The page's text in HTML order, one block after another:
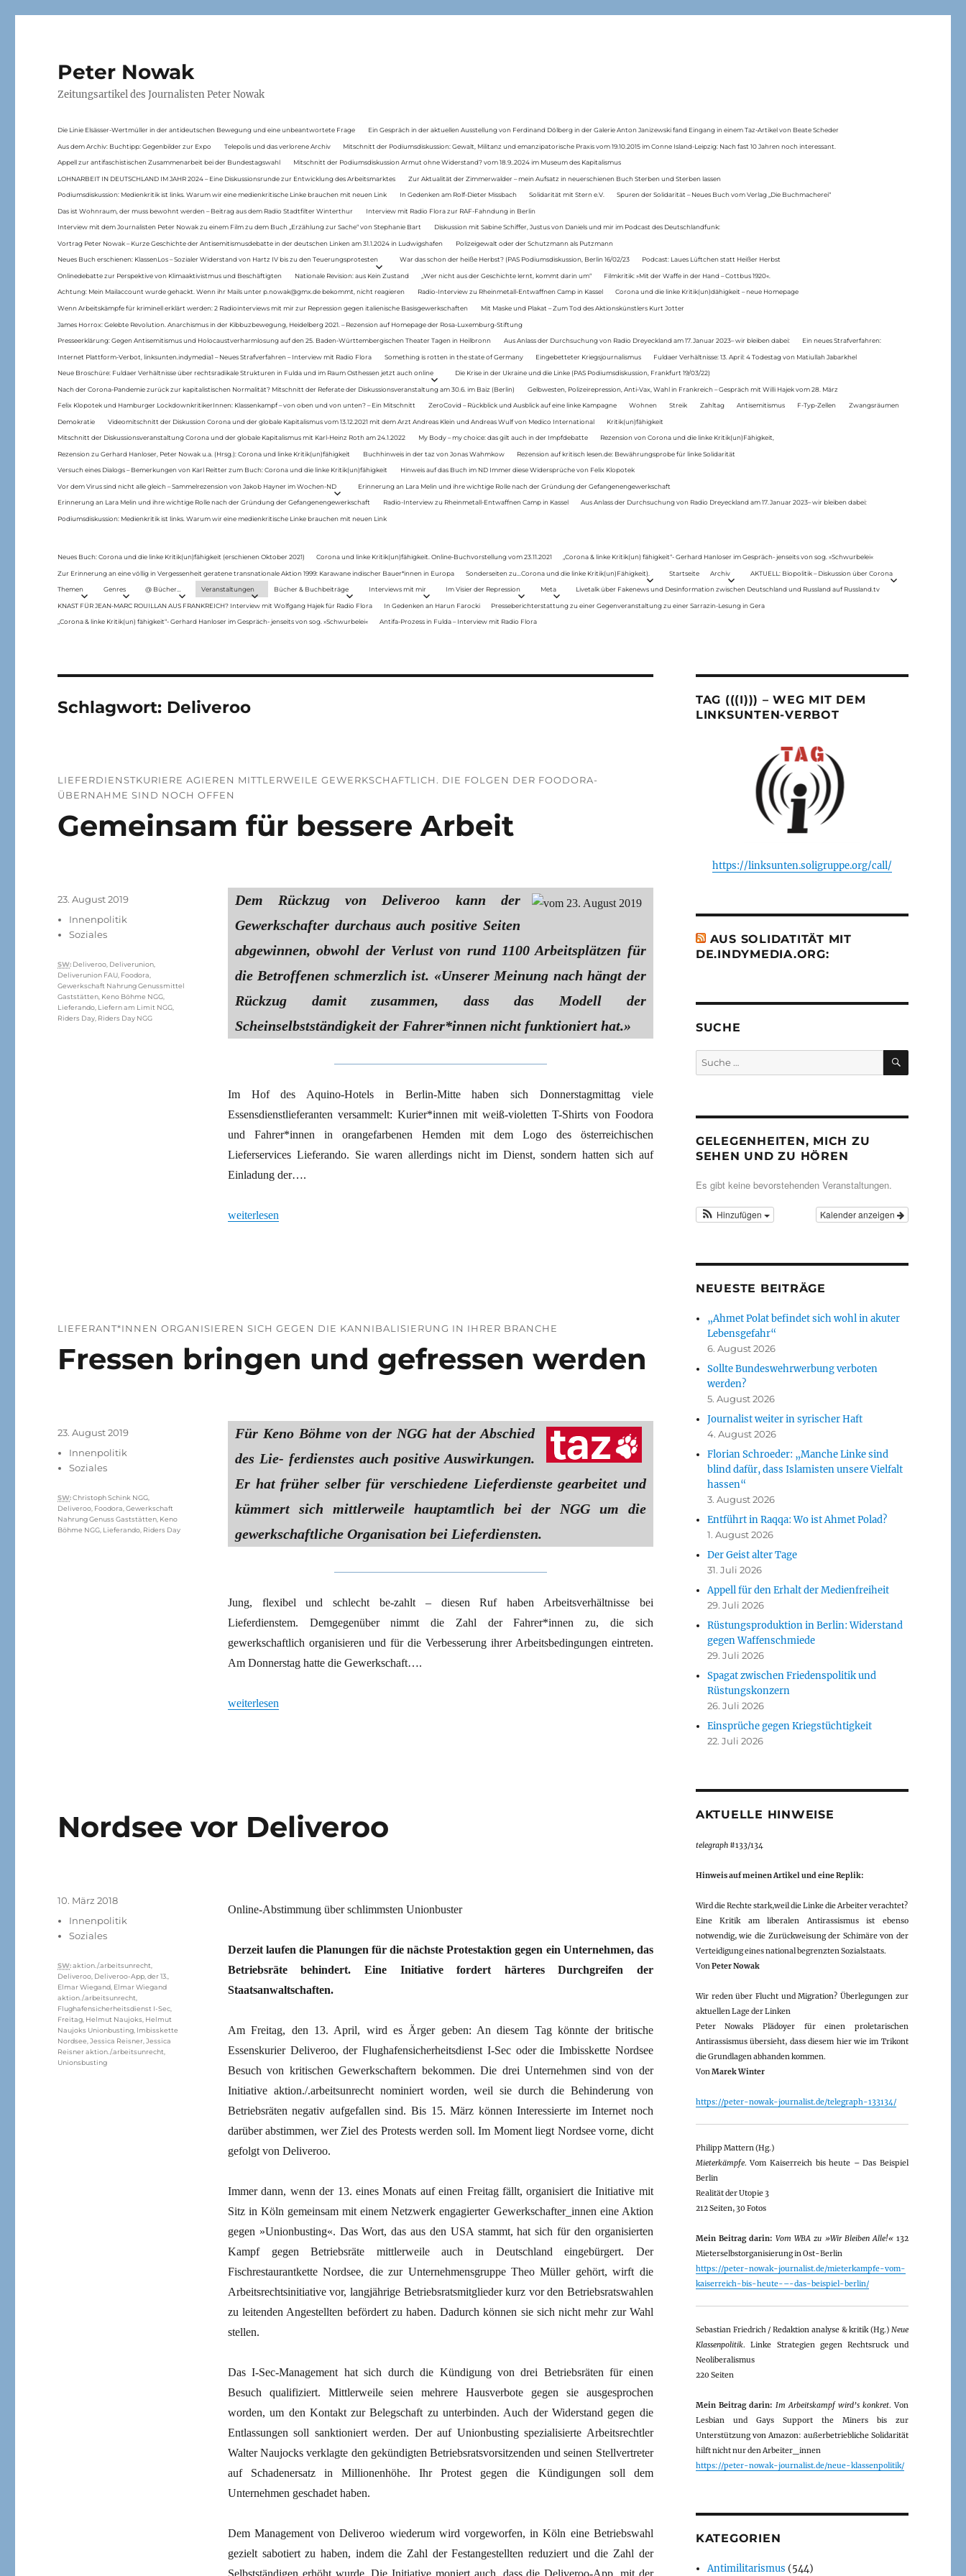
Peter Nowak
Zeitungsartikel des Journalisten Peter Nowak
Die Linie Elsässer-Wertmüller in der antideutschen Bewegung und eine unbeantwortete Frage Ein Gespräch in der aktuellen Ausstellung von Ferdinand Dölberg in der Galerie Anton Janizewski fand Eingang in einem Taz-Artikel von Beate Scheder
Aus dem Archiv: Buchtipp: Gegenbilder zur Expo Telepolis und das verlorene Archiv Mitschnitt der Podiumsdiskussion: Gewalt, Militanz und emanzipatorische Praxis vom 19.10.2015 im Conne Island-Leipzig: Nach fast 10 Jahren noch interessant.
Appell zur antifaschistischen Zusammenarbeit bei der Bundestagswahl Mitschnitt der Podiumsdiskussion Armut ohne Widerstand? vom 18.9..2024 im Museum des Kapitalismus
LOHNARBEIT IN DEUTSCHLAND IM JAHR 2024 – Eine Diskussionsrunde zur Entwicklung des Arbeitsmarktes Zur Aktualität der Zimmerwalder – mein Aufsatz in neuerschienen Buch Sterben und Sterben lassen
Podiumsdiskussion: Medienkritik ist links. Warum wir eine medienkritische Linke brauchen mit neuen Link In Gedenken am Rolf-Dieter Missbach Solidarität mit Stern e.V. Spuren der Solidarität – Neues Buch vom Verlag „Die Buchmacherei“
Das ist Wohnraum, der muss bewohnt werden – Beitrag aus dem Radio Stadtfilter Winterthur Interview mit Radio Flora zur RAF-Fahndung in Berlin
Interview mit dem Journalisten Peter Nowak zu einem Film zu dem Buch „Erzählung zur Sache“ von Stephanie Bart Diskussion mit Sabine Schiffer, Justus von Daniels und mir im Podcast des Deutschlandfunk:
Vortrag Peter Nowak – Kurze Geschichte der Antisemitismusdebatte in der deutschen Linken am 31.1.2024 in Ludwigshafen Polizeigewalt oder der Schutzmann als Putzmann
Neues Buch erschienen: KlassenLos – Sozialer Widerstand von Hartz IV bis zu den Teuerungsprotesten War das schon der heiße Herbst? (PAS Podiumsdiskussion, Berlin 16/02/23 Podcast: Laues Lüftchen statt Heißer Herbst
Onlinedebatte zur Perspektive von Klimaaktivistmus und Beschäftigten Nationale Revision: aus Kein Zustand „Wer nicht aus der Geschichte lernt, kommt darin um“ Filmkritik: »Mit der Waffe in der Hand – Cottbus 1920«.
Achtung: Mein Mailaccount wurde gehackt. Wenn ihr Mails unter p.nowak@gmx.de bekommt, nicht reagieren Radio-Interview zu Rheinmetall-Entwaffnen Camp in Kassel Corona und die linke Kritik(un)dähigkeit – neue Homepage
Wenn Arbeitskämpfe für kriminell erklärt werden: 2 Radiointerviews mit mir zur Repression gegen italienische Basisgewerkschaften Mit Maske und Plakat – Zum Tod des Aktionskünstlers Kurt Jotter
James Horrox: Gelebte Revolution. Anarchismus in der Kibbuzbewegung, Heidelberg 2021. – Rezension auf Homepage der Rosa-Luxemburg-Stiftung
Presseerklärung: Gegen Antisemitismus und Holocaustverharmlosung auf den 25. Baden-Württembergischen Theater Tagen in Heilbronn Aus Anlass der Durchsuchung von Radio Dreyeckland am 17.Januar 2023– wir bleiben dabei: Ein neues Strafverfahren:
Internet Plattform-Verbot, linksunten.indymedia1 – Neues Strafverfahren – Interview mit Radio Flora Something is rotten in the state of Germany Eingebetteter Kriegsjournalismus Fuldaer Verhältnisse: 13. April: 4 Todestag von Matiul­lah Jabarkhel
Neue Broschüre: Fuldaer Verhältnisse über rechtsradikale Strukturen in Fulda und im Raum Osthessen jetzt auch online Die Krise in der Ukraine und die Linke (PAS Podiumsdiskussion, Frankfurt 19/03/22)
Nach der Corona-Pandemie zurück zur kapitalistischen Normalität? Mitschnitt der Referate der Diskussionsveranstaltung am 30.6. im Baiz (Berlin) Gelbwesten, Polizeirepression, Anti-Vax, Wahl in Frankreich – Gespräch mit Willi Hajek vom 28. März
Felix Klopotek und Hamburger LockdownkritikerInnen: Klassenkampf – von oben und von unten? – Ein Mitschnitt ZeroCovid – Rückblick und Ausblick auf eine linke Kampagne Wohnen Streik Zahltag Antisemitismus F-Typ-Zellen Zwangsräumen
Demokratie Videomitschnitt der Diskussion Corona und der globale Kapitalismus vom 13.12.2021 mit dem Arzt Andreas Klein und Andreas Wulf von Medico International Kritik(un)fähigkeit
Mitschnitt der Diskussionsveranstaltung Corona und der globale Kapitalismus mit Karl-Heinz Roth am 24.1.2022 My Body – my choice: das gilt auch in der Impfdebatte Rezension von Corona und die linke Kritik(un)Fähigkeit,
Rezension zu Gerhard Hanloser, Peter Nowak u.a. (Hrsg.): Corona und linke Kritik(un)fähigkeit Buchhinweis in der taz von Jonas Wahmkow Rezension auf kritisch lesen.de: Bewährungsprobe für linke Solidarität
Versuch eines Dialogs – Bemerkungen von Karl Reitter zum Buch: Corona und die linke Kritik(un)fähigkeit Hinweis auf das Buch im ND Immer diese Widersprüche von Felix Klopotek
Vor dem Virus sind nicht alle gleich – Sammelrezension von Jakob Hayner im Wochen-ND Erinnerung an Lara Melin und ihre wichtige Rolle nach der Gründung der Gefangenengewerkschaft
Erinnerung an Lara Melin und ihre wichtige Rolle nach der Gründung der Gefangenengewerkschaft Radio-Interview zu Rheinmetall-Entwaffnen Camp in Kassel Aus Anlass der Durchsuchung von Radio Dreyeckland am 17.Januar 2023– wir bleiben dabei:
Podiumsdiskussion: Medienkritik ist links. Warum wir eine medienkritische Linke brauchen mit neuen Link
Neues Buch: Corona und die linke Kritik(un)fähigkeit (erschienen Oktober 2021) Corona und linke Kritik(un)fähigkeit. Online-Buchvorstellung vom 23.11.2021 „Corona & linke Kritik(un) fähigkeit“- Gerhard Hanloser im Gespräch- jenseits von sog. »Schwurbelei«
Zur Erinnerung an eine völlig in Vergessenheit geratene transnationale Aktion 1999: Karawane indischer Bauer*innen in Europa Sonderseiten zu…Corona und die linke Kritik(un)Fähigkeit). Startseite Archiv AKTUELL: Biopolitik – Diskussion über Corona
Themen Genres @ Bücher… Veranstaltungen Bücher & Buchbeiträge Interviews mit mir Im Visier der Repression Meta Livetalk über Fakenews und Desinformation zwischen Deutschland und Russland auf Russland.tv
KNAST FÜR JEAN-MARC ROUILLAN AUS FRANKREICH? Interview mit Wolfgang Hajek für Radio Flora In Gedenken an Harun Farocki Presseberichterstattung zu einer Gegenveranstaltung zu einer Sarrazin-Lesung in Gera
„Corona & linke Kritik(un) fähigkeit“- Gerhard Hanloser im Gespräch- jenseits von sog. »Schwurbelei« Antifa-Prozess in Fulda – Interview mit Radio Flora
Schlagwort: Deliveroo
LIEFERDIENSTKURIERE AGIEREN MITTLERWEILE GEWERKSCHAFTLICH. DIE FOLGEN DER FOODORA-
ÜBERNAHME SIND NOCH OFFEN
Gemeinsam für bessere Arbeit
Dem Rückzug von Deliveroo kann der
Gewerkschafter durchaus auch positive Seiten
abgewinnen, obwohl der Verlust von rund 1100 Arbeitsplätzen für
die Betroffenen schmerzlich ist. «Unserer Meinung nach hängt der
Rückzug damit zusammen, dass das Modell der
Scheinselbstständigkeit der Fahrer*innen nicht funktioniert hat.»
Im Hof des Aquino-Hotels in Berlin-Mitte haben sich Donnerstagmittag viele
Essensdienstlieferanten versammelt: Kurier*innen mit weiß-violetten T-Shirts von Foodora
und Fahrer*innen in orangefarbenen Hemden mit dem Logo des österreichischen
Lieferservices Lieferando. Sie waren allerdings nicht im Dienst, sondern hatten sich auf
Einladung der….
„Gemeinsam für bessere Arbeit“
weiterlesen
Veröffentlicht
23. August 2019
Kategorien
Innenpolitik
Soziales
Schlagwörter
SW: Deliveroo Deliverunion
Deliverunion FAU Foodora
Gewerkschaft Nahrung Genussmittel
Gaststätten Keno Böhme NGG
Lieferando Liefern am Limit NGG
Riders Day Riders Day NGG
LIEFERANT*INNEN ORGANISIEREN SICH GEGEN DIE KANNIBALISIERUNG IN IHRER BRANCHE
Fressen bringen und gefressen werden
Für Keno Böhme von der NGG hat der Abschied
des Lie- ferdienstes auch positive Auswirkungen.
Er hat früher selber für verschiedene Lieferdienste gearbeitet und
kümmert sich mittlerweile hauptamtlich bei der NGG um die
gewerkschaftliche Organisation bei Lieferdiensten.
Jung, flexibel und schlecht be-zahlt – diesen Ruf haben Arbeitsverhältnisse bei
Lieferdienstem. Demgegenüber nimmt die Zahl der Fahrer*innen zu, die sich
gewerkschaftlich organisieren und für die Verbesserung ihrer Arbeitsbedingungen eintreten.
Am Donnerstag hatte die Gewerkschaft….
„Fressen bringen und gefressen werden“
weiterlesen
Veröffentlicht
23. August 2019
Kategorien
Innenpolitik
Soziales
Schlagwörter
SW:Christoph Schink NGG
Deliveroo Foodora ,Gewerkschaft
Nahrung Genuss Gaststätten Keno
Böhme NGG Lieferando Riders Day
Nordsee vor Deliveroo
Online-Abstimmung über schlimmsten Unionbuster
Derzeit laufen die Planungen für die nächste Protestaktion gegen ein Unternehmen, das
Betriebsräte behindert. Eine Initiative fordert härteres Durchgreifen der
Staatsanwaltschaften.
Am Freitag, den 13. April, wird es Ärger geben: An diesem Tag könnte der britische
Essenskurier Deliveroo, der Flughafensicherheitsdienst I-Sec oder die Imbisskette Nordsee
Besuch von kritischen Gewerkschaftern bekommen. Die drei Unternehmen sind von der
Initiative aktion./.arbeitsunrecht nominiert worden, weil sie durch die Behinderung von
Betriebsräten negativ aufgefallen sind. Bis 15. März können Interessierte im Internet noch
darüber abstimmen, wer Ziel des Protests werden soll. Im Moment liegt Nordsee vorne, dicht
gefolgt von Deliveroo.
Immer dann, wenn der 13. eines Monats auf einen Freitag fällt, organisiert die Initiative mit
Sitz in Köln gemeinsam mit einem Netzwerk engagierter Gewerkschafter_innen eine Aktion
gegen »Unionbusting«. Das Wort, das aus den USA stammt, hat sich für den organisierten
Kampf gegen Betriebsräte mittlerweile auch in Deutschland eingebürgert. Der
Fischrestaurantkette Nordsee, die zur Unternehmensgruppe Theo Müller gehört, wirft die
Arbeitsrechtsinitiative vor, langjährige Betriebsratsmitglieder kurz vor den Betriebsratswahlen
zu leitenden Angestellten befördert zu haben. Dadurch können sie sich nicht mehr zur Wahl
stellen.
Das I-Sec-Management hat sich durch die Kündigung von drei Betriebsräten für einen
Besuch qualifiziert. Mittlerweile seien mehrere Hausverbote gegen sie ausgesprochen
worden, um den Kontakt zur Belegschaft zu unterbinden. Auch der Widerstand gegen die
Entlassungen soll sanktioniert werden. Der auf Unionbusting spezialisierte Arbeitsrechtler
Walter Naujocks verklagte den gekündigten Betriebsratsvorsitzenden und seinen Stellvertreter
auf Schadenersatz in Millionenhöhe. Ihr Protest gegen die Kündigungen soll dem
Unternehmen geschadet haben.
Dem Management von Deliveroo wiederum wird vorgeworfen, in Köln eine Betriebswahl
gezielt sabotiert zu haben, indem die Zahl der Festangestellten reduziert und die Zahl der
Selbstständigen erhöht wurde. Die Initiative moniert auch, dass die Deliveroo-App, mit der
Veröffentlicht
10. März 2018
Kategorien
Innenpolitik
Soziales
Schlagwörter
SW:aktion./.arbeitsunrecht
Deliveroo Deliveroo-App ,der 13.
Elmar Wiegand Elmar Wiegand
aktion./.arbeitsunrecht
Flughafensicherheitsdienst I-Sec
Freitag Helmut Naujoks Helmut
Naujoks Unionbusting Imbisskette
Nordsee ,Jessica Reisner ,Jessica
Reisner aktion./.arbeitsunrecht
Unionsbusting
TAG (((I))) – WEG MIT DEM
LINKSUNTEN-VERBOT
https://linksunten.soligruppe.org/call/
AUS SOLIDATITÄT MIT
DE.INDYMEDIA.ORG:
SUCHE
Suche
nach:
SUCHEN
GELEGENHEITEN, MICH ZU
SEHEN UND ZU HÖREN
Es gibt keine bevorstehenden Veranstaltungen.
Kalender anzeigen
Hinzufügen
NEUESTE BEITRÄGE
„Ahmet Polat befindet sich wohl in akuter
Lebensgefahr“
6. August 2026
Sollte Bundeswehrwerbung verboten
werden?
5. August 2026
Journalist weiter in syrischer Haft
4. August 2026
Florian Schroeder: „Manche Linke sind
blind dafür, dass Islamisten unsere Vielfalt
hassen“
3. August 2026
Entführt in Raqqa: Wo ist Ahmet Polad?
1. August 2026
Der Geist alter Tage
31. Juli 2026
Appell für den Erhalt der Medienfreiheit
29. Juli 2026
Rüstungsproduktion in Berlin: Widerstand
gegen Waffenschmiede
29. Juli 2026
Spagat zwischen Friedenspolitik und
Rüstungskonzern
26. Juli 2026
Einsprüche gegen Kriegstüchtigkeit
22. Juli 2026
AKTUELLE HINWEISE
telegraph#133/134
Hinweis auf meinen Artikel und eine Replik:
Wird die Rechte stark,weil die Linke die Arbeiter verachtet?
Eine Kritik am liberalen Antirassismus ist ebenso
notwendig, wie die Zurückweisung der Schimäre von der
Verteidigung eines national begrenzten Sozialstaats.
VonPeter Nowak
Wir reden über Flucht und Migration? Überlegungen zur
aktuellen Lage der Linken
Peter Nowaks Plädoyer für einen proletarischen
Antirassismus übersieht, dass diesem hier wie im Trikont
die Grundlagen abhanden kommen.
VonMarek Winter
https://peter-nowak-journalist.de/telegraph-133134/
Philipp Mattern (Hg.)
Mieterkämpfe. Vom Kaiserreich bis heute – Das Beispiel
Berlin
Realität der Utopie 3
212 Seiten, 30 Fotos
Mein Beitrag darin: Vom WBA zu »Wir Bleiben Alle!«132
Mieterselbstorganisierung in Ost-Berlin
https://peter-nowak-journalist.de/mieterkampfe-vom-
kaiserreich-bis-heute-–-das-beispiel-berlin/
Sebastian Friedrich / Redaktion analyse & kritik (Hg.) Neue
Klassenpolitik. Linke Strategien gegen Rechtsruck und
Neoliberalismus
220 Seiten
Mein Beitrag darin: Im Arbeitskampf wird’s konkret. Von
Lesbian und Gays Support the Miners bis zur
Unterstützung von Amazon: außerbetriebliche Solidarität
hilft nicht nur den Arbeiter_innen
https://peter-nowak-journalist.de/neue-klassenpolitik/
KATEGORIEN
Antimilitarismus (544)